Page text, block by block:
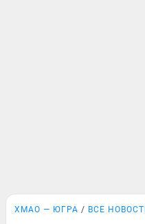
ХМАО — ЮГРА ВСЕ